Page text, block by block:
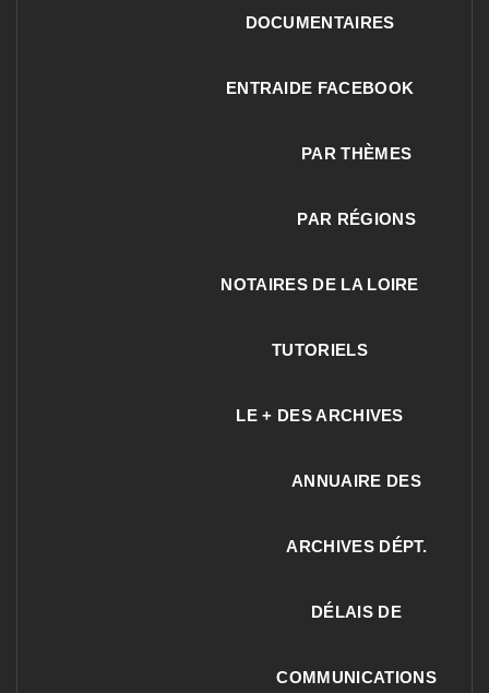
DOCUMENTAIRES
ENTRAIDE FACEBOOK
PAR THÈMES
PAR RÉGIONS
NOTAIRES DE LA LOIRE
TUTORIELS
LE + DES ARCHIVES
ANNUAIRE DES
ARCHIVES DÉPT.
DÉLAIS DE
COMMUNICATIONS